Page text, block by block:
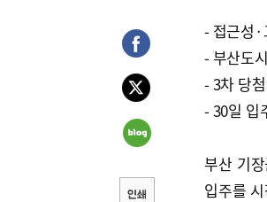
- 접근성
- 부산도
- 3차 당
- 30일 입
부산 기
입주를